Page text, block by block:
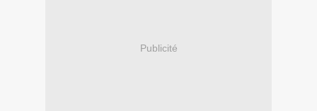
Publicité